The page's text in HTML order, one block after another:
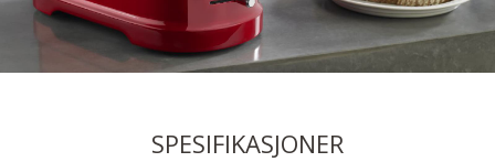
SPESIFIKASJONER